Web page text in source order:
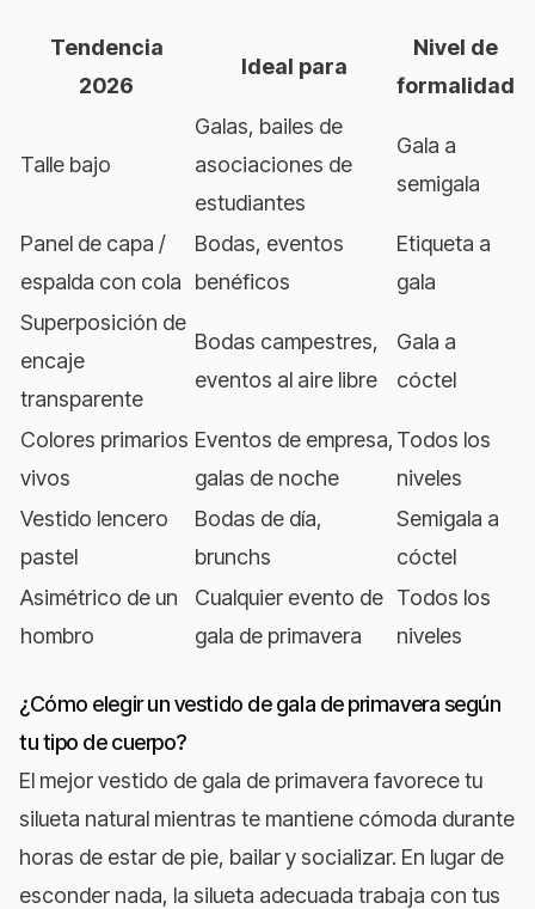
Tendencia
2026
Ideal para
Nivel de
formalidad
Talle bajo
Galas, bailes de
asociaciones de
estudiantes
Gala a
semigala
Panel de capa /
espalda con cola
Bodas, eventos
benéficos
Etiqueta a
gala
Superposición de
encaje
transparente
Bodas campestres,
eventos al aire libre
Gala a
cóctel
Colores primarios
vivos
Eventos de empresa,
galas de noche
Todos los
niveles
Vestido lencero
pastel
Bodas de día,
brunchs
Semigala a
cóctel
Asimétrico de un
hombro
Cualquier evento de
gala de primavera
Todos los
niveles
¿Cómo elegir un vestido de gala de primavera según
tu tipo de cuerpo?
El mejor vestido de gala de primavera favorece tu
silueta natural mientras te mantiene cómoda durante
horas de estar de pie, bailar y socializar. En lugar de
esconder nada, la silueta adecuada trabaja con tus